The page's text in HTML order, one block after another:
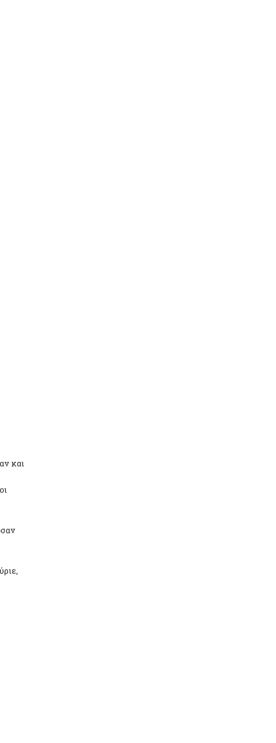
και